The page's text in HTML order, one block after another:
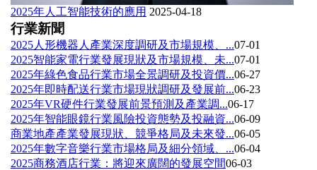
2025年人工智能技術的應用 2025-04-18
行業新聞
2025人形機器人產業深度調研及市場規模、...07-01
2025智能家電行業發展現狀及市場規模、未...07-01
2025年綠色食品行業市場全景調研及投資價...06-27
2025年即時配送行業市場現狀調研及發展前...06-23
2025年VR硬件行業發展前景預測及產業調...06-17
2025年智能眼鏡行業風險投資態勢及投融資...06-09
商業地產產業發展現狀、競爭格局及未來發...06-05
2025年數字音樂行業市場格局及細分領域、...06-04
2025商務酒店行業：將迎來廣闊的發展空間06-03